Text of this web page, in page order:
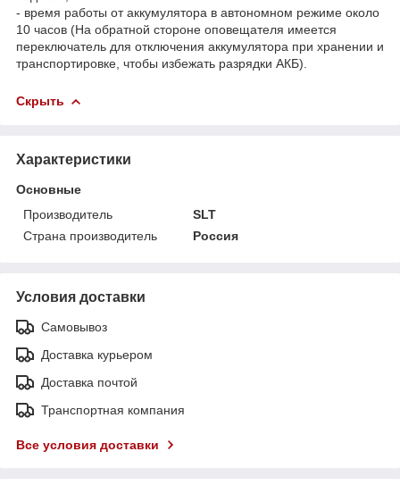
- время работы от аккумулятора в автономном режиме около
10 часов (На обратной стороне оповещателя имеется
переключатель для отключения аккумулятора при хранении и
транспортировке, чтобы избежать разрядки АКБ).
Скрыть
Характеристики
Основные
Производитель
SLT
Страна производитель
Россия
Условия доставки
Самовывоз
Доставка курьером
Доставка почтой
Транспортная компания
Все условия доставки